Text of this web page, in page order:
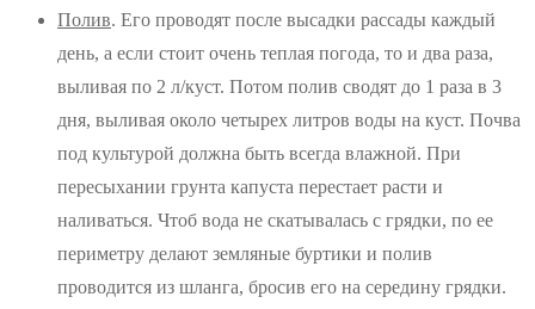
Полив. Его проводят после высадки рассады каждый
день, а если стоит очень теплая погода, то и два раза,
выливая по 2 л/куст. Потом полив сводят до 1 раза в 3
дня, выливая около четырех литров воды на куст. Почва
под культурой должна быть всегда влажной. При
пересыхании грунта капуста перестает расти и
наливаться. Чтоб вода не скатывалась с грядки, по ее
периметру делают земляные буртики и полив
проводится из шланга, бросив его на середину грядки.